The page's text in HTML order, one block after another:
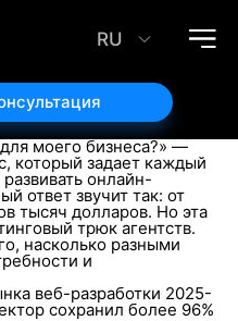
RU
моего бизнеса?» —
который задает каждый
онлайн-
ответ звучит так: от
тысяч долларов. Но эта
трюк агентств.
насколько разными
и
веб-разработки 2025-
сохранил более 96%